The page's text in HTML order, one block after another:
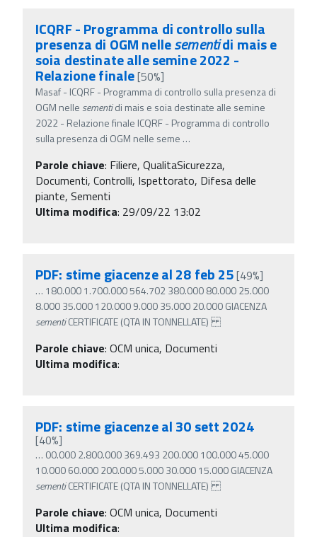
ICQRF - Programma di controllo sulla
presenza di OGM nellesementidi mais e
soia destinate alle semine 2022 -
Relazione finale[50%]
Masaf - ICQRF - Programma di controllo sulla presenza di
OGM nelle sementidi mais e soia destinate alle semine
2022 - Relazione finale ICQRF - Programma di controllo
sulla presenza di OGM nelle seme …
Parole chiave: Filiere, QualitaSicurezza,
Documenti, Controlli, Ispettorato, Difesa delle
piante, Sementi
Ultima modifica: 29/09/22 13:02
PDF: stime giacenze al 28 feb 25[49%]
… 180.000 1.700.000 564.702 380.000 80.000 25.000
8.000 35.000 120.000 9.000 35.000 20.000 GIACENZA
sementiCERTIFICATE (QTA IN TONNELLATE)
Parole chiave: OCM unica, Documenti
Ultima modifica:
PDF: stime giacenze al 30 sett 2024
[40%]
… 00.000 2.800.000 369.493 200.000 100.000 45.000
10.000 60.000 200.000 5.000 30.000 15.000 GIACENZA
sementiCERTIFICATE (QTA IN TONNELLATE)
Parole chiave: OCM unica, Documenti
Ultima modifica: